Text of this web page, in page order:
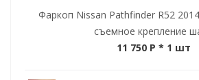
Фаркоп Nissan Pathfinder R52
съемное крепление
11 750 P * 1 шт